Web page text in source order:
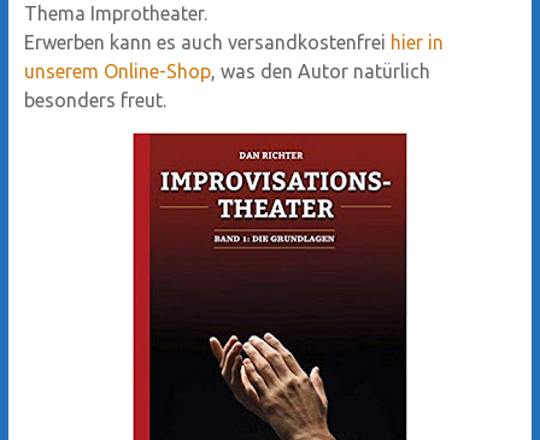
Thema Improtheater.
Erwerben kann es auch versandkostenfrei hier in
unserem Online-Shop, was den Autor natürlich
besonders freut.